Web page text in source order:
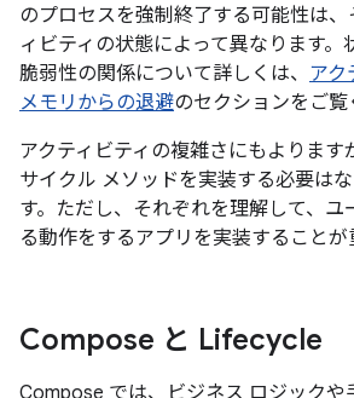
のプロセスを強制終了する可能性は
ィビティの状態によって異なります。
脆弱性の関係について詳しくは、 アク
メモリからの退避のセクションをご覧
アクティビティの複雑さにもよります
サイクル メソッドを実装する必要は
す。ただし、それぞれを理解して、ユ
る動作をするアプリを実装することが
Compose と Lifecycle
Compose では、ビジネス ロジックや